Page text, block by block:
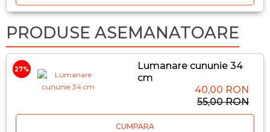
PRODUSE ASEMANATOARE
27%
Lumanare cununie 34
cm
40,00 RON
55,00 RON
CUMPARA